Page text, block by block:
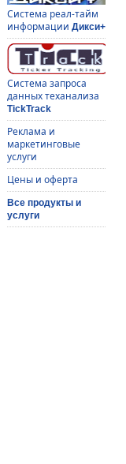
Система реал-тайм
информации Дикси+
Система запроса
данных теханализа
TickTrack
Реклама и
маркетинговые
услуги
Цены и оферта
Все продукты и
услуги